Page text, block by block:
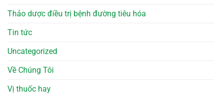
Thảo dược điều trị bệnh đường tiêu hóa
Tin tức
Uncategorized
Về Chúng Tôi
Vị thuốc hay